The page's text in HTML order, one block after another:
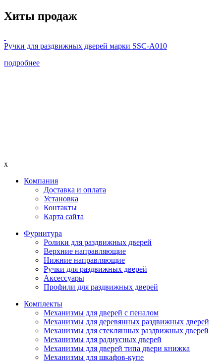
Хиты продаж
Ручки для раздвижных дверей марки SSC-А010
подробнее
x
Компания
Доставка и оплата
Установка
Контакты
Карта сайта
Фурнитура
Ролики для раздвижных дверей
Верхние направляющие
Нижние направляющие
Ручки для раздвижных дверей
Аксессуары
Профили для раздвижных дверей
Комплекты
Механизмы для дверей с пеналом
Механизмы для деревянных раздвижных дверей
Механизмы для стеклянных раздвижных дверей
Механизмы для радиусных дверей
Механизмы для дверей типа двери книжка
Механизмы для шкафов-купе